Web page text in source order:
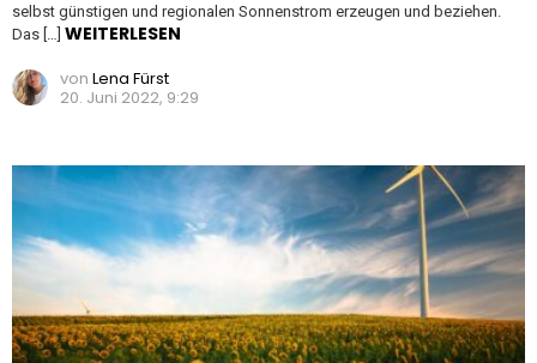
selbst günstigen und regionalen Sonnenstrom erzeugen und beziehen.
Das […] WEITERLESEN
von Lena Fürst
20. Juni 2022, 9:29